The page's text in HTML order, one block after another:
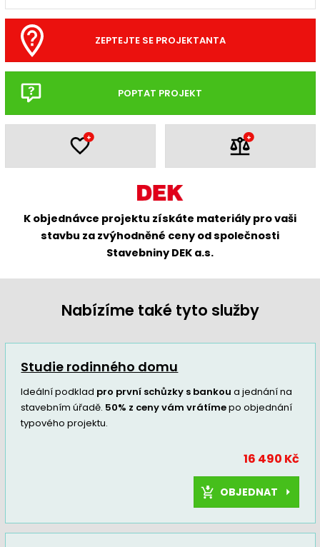
ZEPTEJTE SE PROJEKTANTA
POPTAT PROJEKT
+ +
K objednávce projektu získáte materiály pro vaši
stavbu za zvýhodněné ceny od společnosti
Stavebniny DEK a.s.
Nabízíme také tyto služby
Studie rodinného domu
Ideální podklad pro první schůzky s bankou a jednání na
stavebním úřadě. 50% z ceny vám vrátímepo objednání
typového projektu.
16 490 Kč
OBJEDNAT